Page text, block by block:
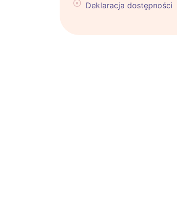
Deklaracja dostępności